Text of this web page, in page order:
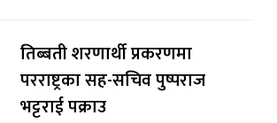
तिब्बती शरणार्थी प्रकरणमा
परराष्ट्रका सह-सचिव पुष्पराज
भट्टराई पक्राउ